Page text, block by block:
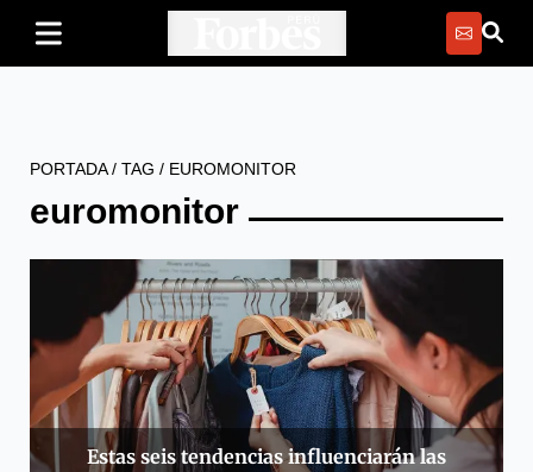
PORTADA/ TAG / EUROMONITOR
euromonitor
Estas seis tendencias influenciarán las